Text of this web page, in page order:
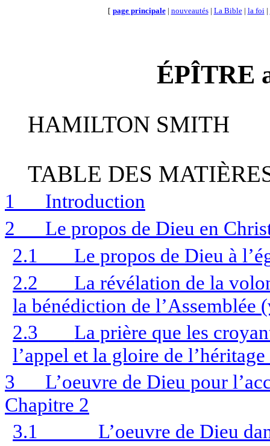
[ page principale| nouveautés| La Bible| la foi|
ÉPÎTRE
HAMILTON SMITH
TABLE DES
1
Introduction
2
Le propos de Dieu en
2.1
Le propos de Dieu à
2.2
La révélation de la
la bénédiction de l’Assemblée
2.3
La prière que les
l’appel et la gloire de
3
L’oeuvre de Dieu pour
Chapitre 2
3.1
L’oeuvre de Dieu